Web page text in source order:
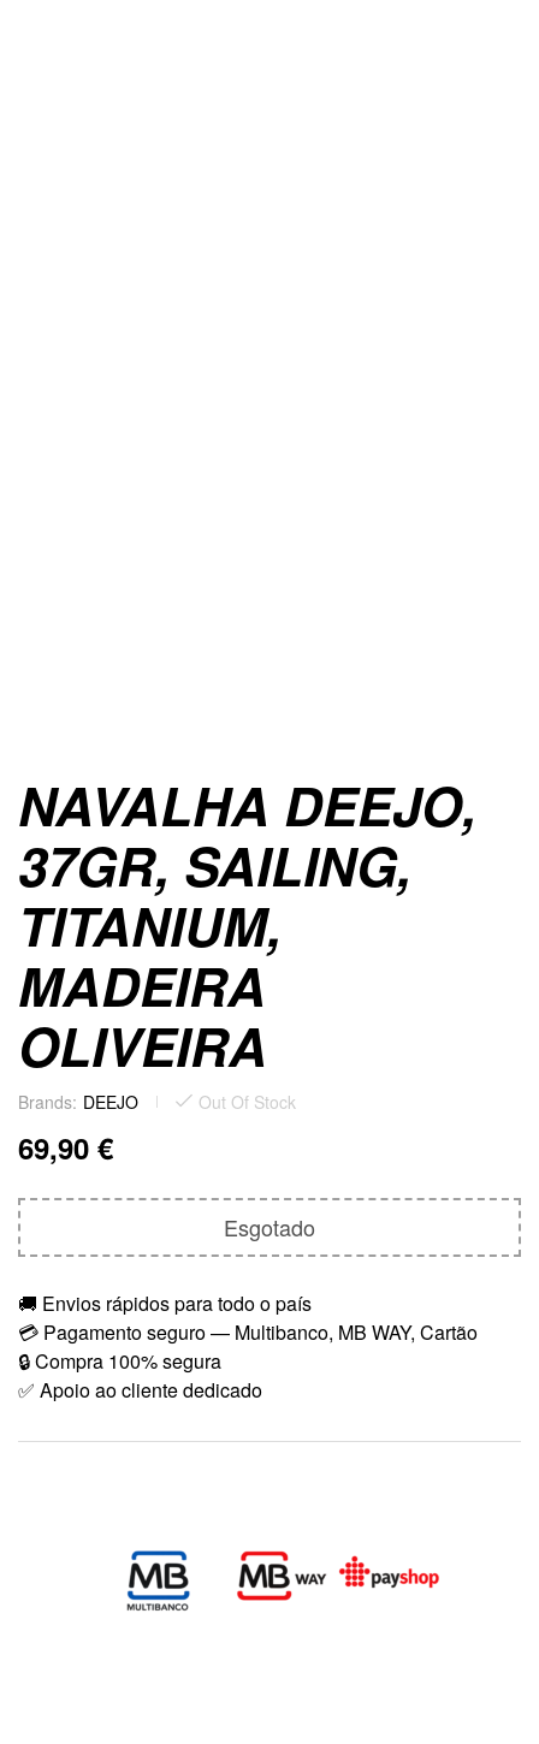
NAVALHA DEEJO,
37GR, SAILING,
TITANIUM,
MADEIRA
OLIVEIRA
Brands: DEEJO Out Of Stock
69,90 €
Esgotado
🚚 Envios rápidos para todo o país
💳 Pagamento seguro — Multibanco, MB WAY, Cartão
🔒 Compra 100% segura
✅ Apoio ao cliente dedicado